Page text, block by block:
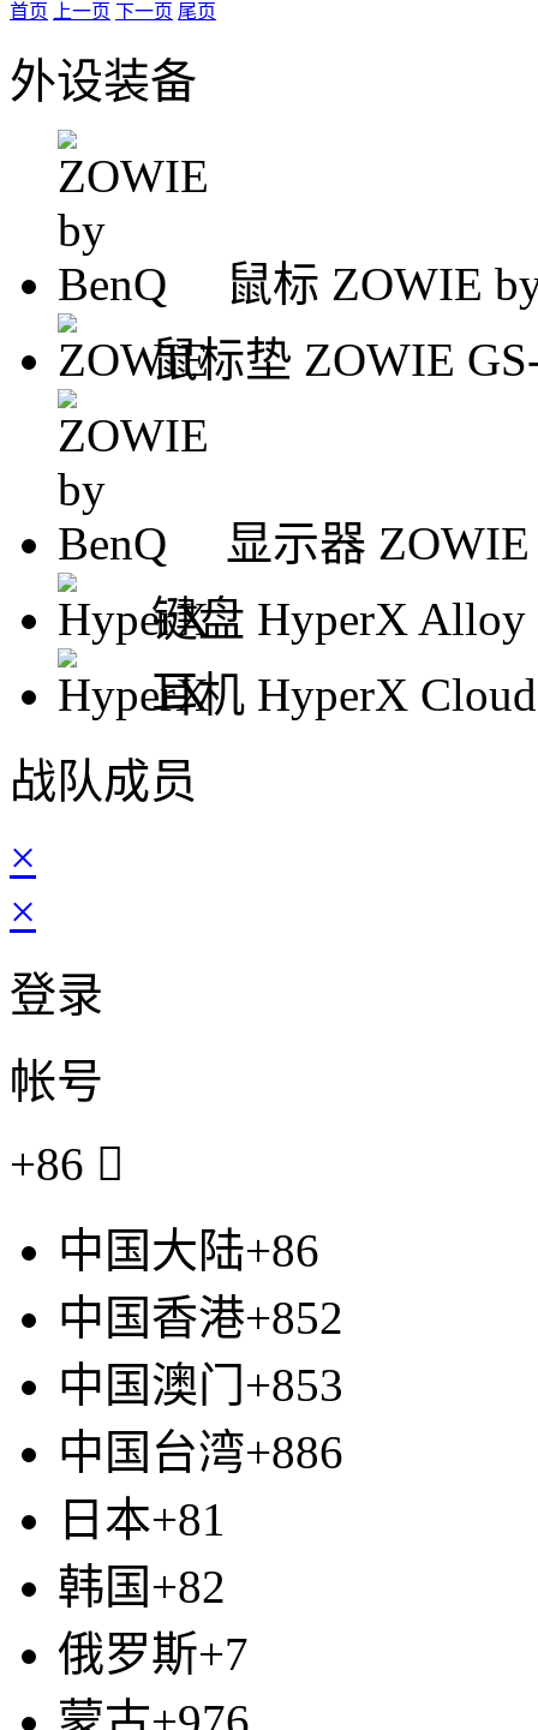
首页 上一页 下一页 尾页
外设装备
鼠标 ZOWIE
鼠标垫 ZOWIE
显示器
键盘 HyperX Alloy
耳机 HyperX
战队成员
×
×
登录
帐号
+86 
中国大陆+86
中国香港+852
中国澳门+853
中国台湾+886
日本+81
韩国+82
俄罗斯+7